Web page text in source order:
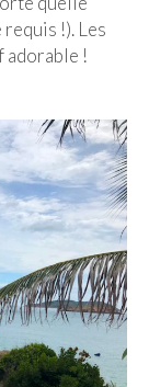
!). Les
adorable !